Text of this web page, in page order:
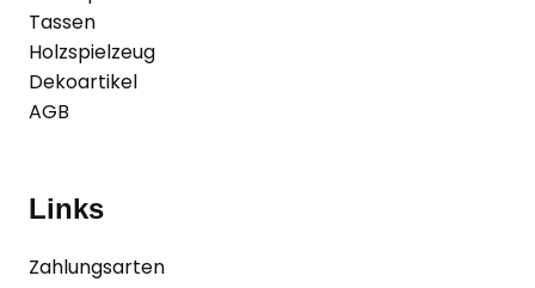
Tassen
Holzspielzeug
Dekoartikel
AGB
Links
Zahlungsarten